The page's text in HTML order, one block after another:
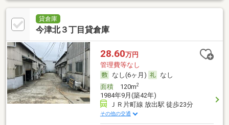
貸倉庫
今津北３丁目貸倉庫
28.60万円
管理費等なし
なし(6ヶ月)
なし
面積120m2
1984年9月(築42年)
ＪＲ片町線 放出駅 徒歩23分
その他の交通